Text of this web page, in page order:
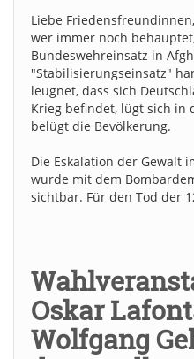
Liebe
wer immer noch
Bundeswehreinsatz in
"Stabilisierungseinsatz"
leugnet, dass sich
Krieg befindet, lügt sich in
belügt die Bevölkerung.
Die Eskalation der Gewalt
wurde mit dem
sichtbar. Für den Tod der
Oskar
Wolfgang